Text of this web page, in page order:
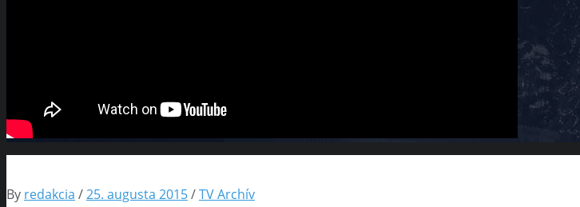
By redakcia /25. augusta 2015/TV Archív